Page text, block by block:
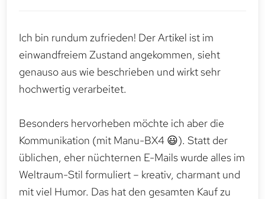
Ich bin rundum zufrieden! Der Artikel ist im
einwandfreiem Zustand angekommen, sieht
genauso aus wie beschrieben und wirkt sehr
hochwertig verarbeitet.
Besonders hervorheben möchte ich aber die
Kommunikation (mit Manu-BX4 😃). Statt der
üblichen, eher nüchternen E-Mails wurde alles im
Weltraum-Stil formuliert – kreativ, charmant und
mit viel Humor. Das hat den gesamten Kauf zu